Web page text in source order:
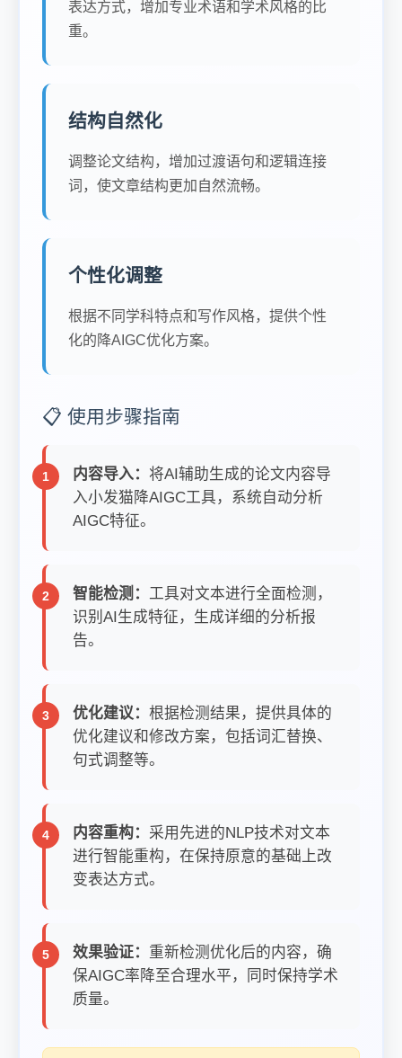
表达方式，增加专业术语和学术风格的比
重。
结构自然化
调整论文结构，增加过渡语句和逻辑连接
词，使文章结构更加自然流畅。
个性化调整
根据不同学科特点和写作风格，提供个性
化的降AIGC优化方案。
📋 使用步骤指南
内容导入： 将AI辅助生成的论文内容导
入小发猫降AIGC工具，系统自动分析
AIGC特征。
智能检测： 工具对文本进行全面检测，
识别AI生成特征，生成详细的分析报
告。
优化建议： 根据检测结果，提供具体的
优化建议和修改方案，包括词汇替换、
句式调整等。
内容重构： 采用先进的NLP技术对文本
进行智能重构，在保持原意的基础上改
变表达方式。
效果验证： 重新检测优化后的内容，确
保AIGC率降至合理水平，同时保持学术
质量。